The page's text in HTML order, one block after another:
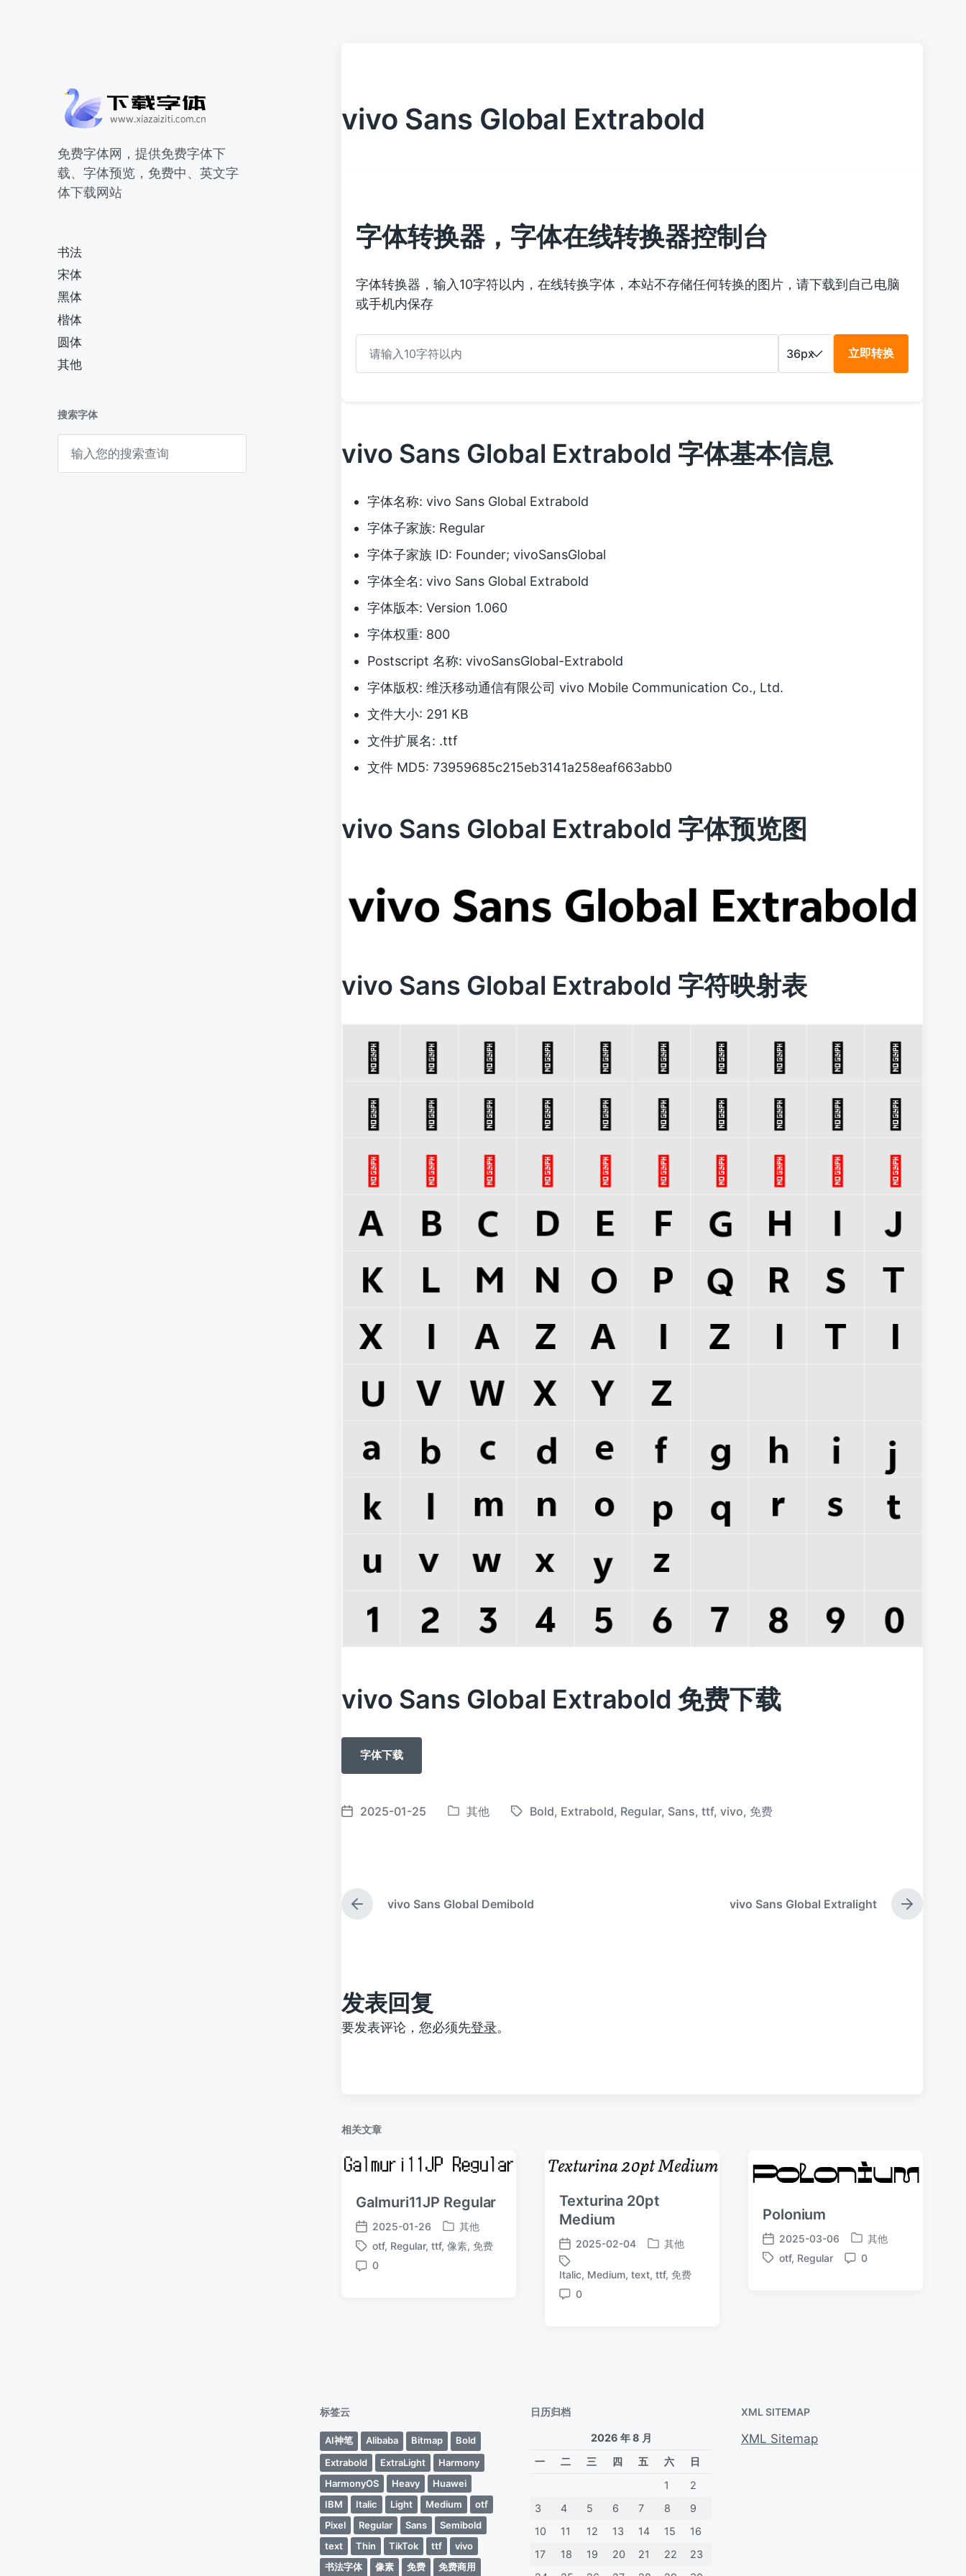
免费字体网，提供免费字体下
载、字体预览，免费中、英文字
体下载网站
书法
宋体
黑体
楷体
圆体
其他
搜索字体
vivo Sans Global Extrabold
字体转换器，字体在线转换器控制台
字体转换器，输入10字符以内，在线转换字体，本站不存储任何转换的图片，请下载到自己电脑
或手机内保存
立即转换
vivo Sans Global Extrabold 字体基本信息
字体名称: vivo Sans Global Extrabold
字体子家族: Regular
字体子家族 ID: Founder; vivoSansGlobal
字体全名: vivo Sans Global Extrabold
字体版本: Version 1.060
字体权重: 800
Postscript 名称: vivoSansGlobal-Extrabold
字体版权: 维沃移动通信有限公司 vivo Mobile Communication Co., Ltd.
文件大小: 291 KB
文件扩展名: .ttf
文件 MD5: 73959685c215eb3141a258eaf663abb0
vivo Sans Global Extrabold 字体预览图
vivo Sans Global Extrabold 字符映射表
vivo Sans Global Extrabold 免费下载
字体下载
发
2025-01-25
发
其他
标
Bold, Extrabold, Regular, Sans,ttf,vivo, 免费
上
篇
vivo Sans Global Demibold
下
篇
vivo Sans Global Extralight
发表回复
要发表评论，您必须先登录。
相关文章
Galmuri11JP Regular
发
布
日
2025-01-26
发
布
其他
标
签
otf, Regular,ttf,像素, 免费
评
0
Texturina 20pt
Medium
发
布
日
期
2025-02-04
发
于
其他
标
签
Italic, Medium,text,ttf, 免费
评
0
Polonium
发
布
2025-03-06
发
布
其他
标
otf, Regular
评
0
标签云
AI神笔 Alibaba Bitmap
Bold
Extrabold
ExtraLight
Harmony
HarmonyOS
Heavy
Huawei
IBM
Italic Light Medium
otf
Pixel
Regular Sans
Semibold
text
Thin TikTok ttf
vivo
书法字体
像素 免费 免费商用
日历归档
2026 年 8 月
一
二 三 四 五 六
日
1
2
3
4 5 6 7 8
9
10
11 12 13 14 15
16
17
18 19 20 21 22
23
XML SITEMAP
XML Sitemap